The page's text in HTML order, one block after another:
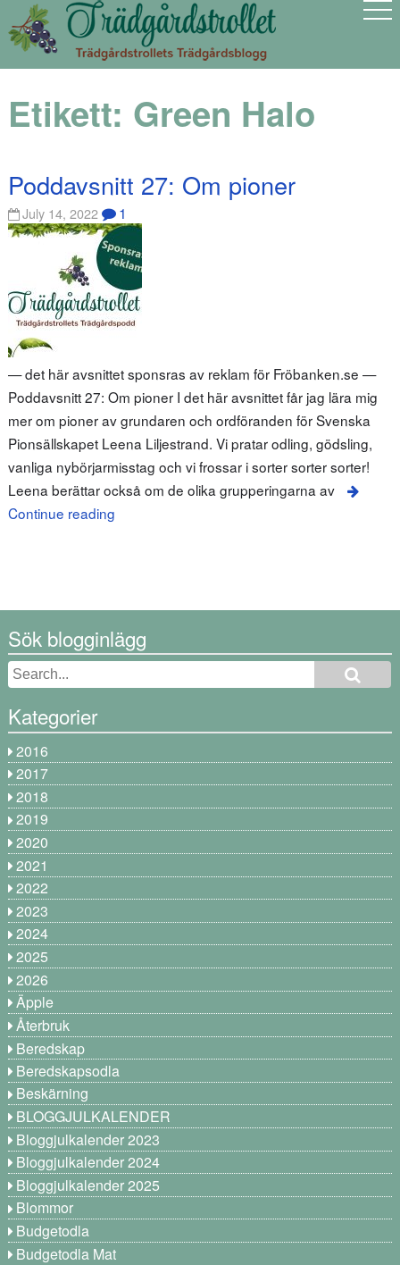
Etikett: Green Halo
Poddavsnitt 27: Om pioner
July 14, 2022 1
— det här avsnittet sponsras av reklam för Fröbanken.se —
Poddavsnitt 27: Om pioner I det här avsnittet får jag lära mig
mer om pioner av grundaren och ordföranden för Svenska
Pionsällskapet Leena Liljestrand. Vi pratar odling, gödsling,
vanliga nybörjarmisstag och vi frossar i sorter sorter sorter!
Leena berättar också om de olika grupperingarna av
Continue reading
Sök blogginlägg
Kategorier
2016
2017
2018
2019
2020
2021
2022
2023
2024
2025
2026
Äpple
Återbruk
Beredskap
Beredskapsodla
Beskärning
BLOGGJULKALENDER
Bloggjulkalender 2023
Bloggjulkalender 2024
Bloggjulkalender 2025
Blommor
Budgetodla
Budgetodla Mat